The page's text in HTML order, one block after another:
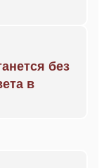
без
в